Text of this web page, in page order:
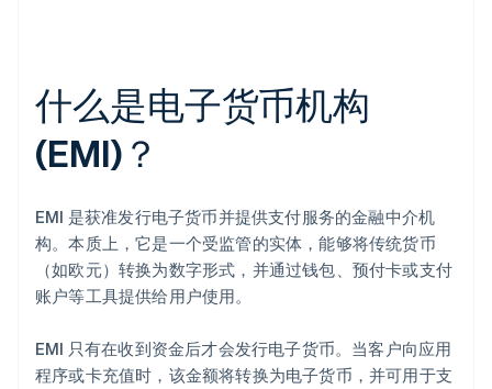
什么是电子货币机构
(EMI)？
EMI 是获准发行电子货币并提供支付服务的金融中介机
构。本质上，它是一个受监管的实体，能够将传统货币
（如欧元）转换为数字形式，并通过钱包、预付卡或支付
账户等工具提供给用户使用。
EMI 只有在收到资金后才会发行电子货币。当客户向应用
程序或卡充值时，该金额将转换为电子货币，并可用于支